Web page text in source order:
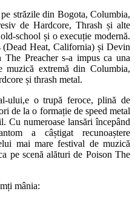
străzile din Bogota, Columbia,
de Hardcore, Thrash și alte
school și o execuție modernă.
Heat, California) și Devin
The Preacher s-a impus ca una
extremă din Columbia,
și thrash metal.
ului,e o trupă feroce, plină de
de la o formație de speed metal
Cu numeroase lansări începând
a câștigat recunoaștere
mai mare festival de muzică
pe scenă alături de Poison The
mânia: